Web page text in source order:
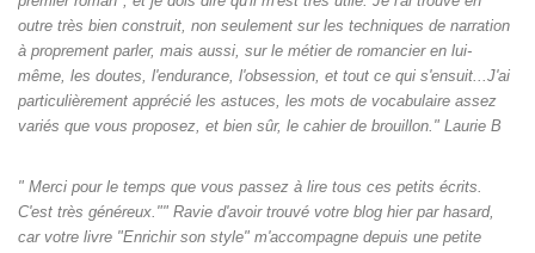
outre très bien construit, non seulement sur les techniques de narration
à proprement parler, mais aussi, sur le métier de romancier en lui-
même, les doutes, l'endurance, l'obsession, et tout ce qui s'ensuit...J'ai
particulièrement apprécié les astuces, les mots de vocabulaire assez
variés que vous proposez, et bien sûr, le cahier de brouillon." Laurie B
" Merci pour le temps que vous passez à lire tous ces petits écrits.
C'est très généreux."" Ravie d'avoir trouvé votre blog hier par hasard,
car votre livre "Enrichir son style" m'accompagne depuis une petite